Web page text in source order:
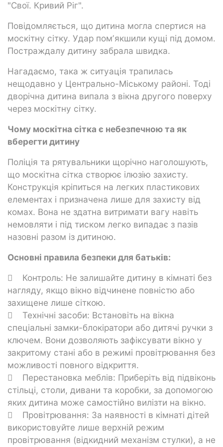
"Свої. Кривий Ріг".
Повідомляється, що дитина могла спертися на
москітну сітку. Удар помʼякшили кущі під домом.
Постраждалу дитину забрала швидка.
Нагадаємо, така ж ситуація трапилась
нещодавно у Центрально-Міському районі. Тоді
дворічна дитина випала з вікна другого поверху
через москітну сітку.
Чому москітна сітка є небезпечною та як
вберегти дитину
Поліція та рятувальники щорічно наголошують,
що москітна сітка створює ілюзію захисту.
Конструкція кріпиться на легких пластикових
елементах і призначена лише для захисту від
комах. Вона не здатна витримати вагу навіть
немовляти і під тиском легко випадає з пазів
назовні разом із дитиною.
Основні правила безпеки для батьків:
 Контроль: Не залишайте дитину в кімнаті без
нагляду, якщо вікно відчинене повністю або
захищене лише сіткою.
 Технічні засоби: Встановіть на вікна
спеціальні замки-блокіратори або дитячі ручки з
ключем. Вони дозволяють зафіксувати вікно у
закритому стані або в режимі провітрювання без
можливості повного відкриття.
 Перестановка меблів: Приберіть від підвіконь
стільці, столи, дивани та коробки, за допомогою
яких дитина може самостійно вилізти на вікно.
 Провітрювання: За наявності в кімнаті дітей
використовуйте лише верхній режим
провітрювання (відкидний механізм стулки), а не